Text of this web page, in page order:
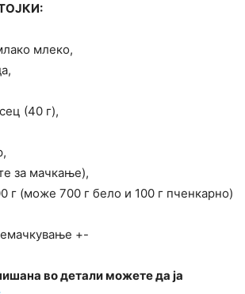
млеко,
(40 г),
за мачкање),
г (може 700 г бело и 100 г пченкарно)
+-
во детали можете да ја